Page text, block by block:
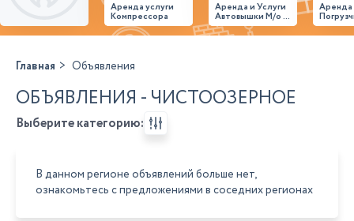
Аренда услуги
Компрессора
Аренда и Услуги
Автовышки М/о г.
Домодедово
26,28,32 место
Главная Объявления
ОБЪЯВЛЕНИЯ - ЧИСТООЗЕРНОЕ
Выберите категорию:
В данном регионе объявлений больше нет,
ознакомьтесь с предложениями в соседних регионах